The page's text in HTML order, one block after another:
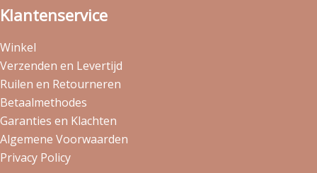
Klantenservice
Winkel
Verzenden en Levertijd
Ruilen en Retourneren
Betaalmethodes
Garanties en Klachten
Algemene Voorwaarden
Privacy Policy